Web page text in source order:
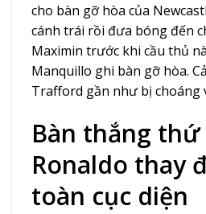
cho bàn gỡ hòa của
cánh trái rồi đưa bóng đến
Maximin trước khi cầu thủ
Manquillo ghi bàn gỡ hòa.
Trafford gần như bị choáng
Bàn thắng thứ
Ronaldo thay
toàn cục diện